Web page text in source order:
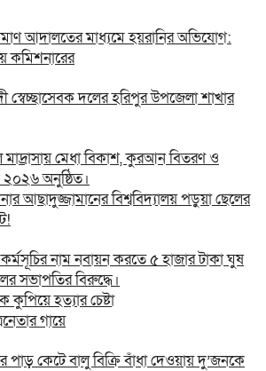
আদালতের মাধ্যমে হয়রানির অভিযোগ:
কমিশনারের
স্বেচ্ছাসেবক দলের হরিপুর উপজেলা শাখার
মেধা বিকাশ, কুরআন বিতরণ ও
অনুষ্ঠিত।
আছাদুজ্জামানের বিশ্ববিদ্যালয় পড়ুয়া ছেলের
নাম নবায়ন করতে ৫ হাজার টাকা ঘুষ
সভাপতির বিরুদ্ধে।
কুপিয়ে হত্যার চেষ্টা
গায়ে
পাড় কেটে বালু বিক্রি বাঁধা দেওয়ায় দু’জনকে